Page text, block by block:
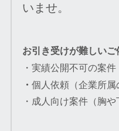
いませ。
お引き受けが難しいご
・実績公開不可の案件
・個人依頼（企業所属
・成人向け案件（胸や